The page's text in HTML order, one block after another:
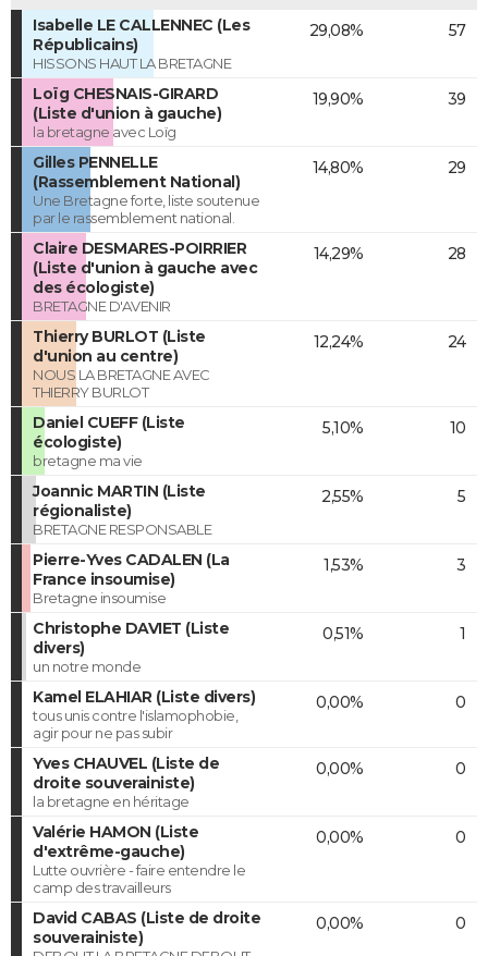
Isabelle LE CALLENNEC (Les
Républicains)
HISSONS HAUT LA BRETAGNE
29,08% 57
Loïg CHESNAIS-GIRARD
(Liste d'union à gauche)
la bretagne avec Loïg
19,90% 39
Gilles PENNELLE
(Rassemblement National)
Une Bretagne forte, liste soutenue
par le rassemblement national.
14,80% 29
Claire DESMARES-POIRRIER
(Liste d'union à gauche avec
des écologiste)
BRETAGNE D'AVENIR
14,29% 28
Thierry BURLOT (Liste
d'union au centre)
NOUS LA BRETAGNE AVEC
THIERRY BURLOT
12,24% 24
Daniel CUEFF (Liste
écologiste)
bretagne ma vie
5,10% 10
Joannic MARTIN (Liste
régionaliste)
BRETAGNE RESPONSABLE
2,55% 5
Pierre-Yves CADALEN (La
France insoumise)
Bretagne insoumise
1,53% 3
Christophe DAVIET (Liste
divers)
un notre monde
0,51% 1
Kamel ELAHIAR (Liste divers)
tous unis contre l'islamophobie,
agir pour ne pas subir
0,00% 0
Yves CHAUVEL (Liste de
droite souverainiste)
la bretagne en héritage
0,00% 0
Valérie HAMON (Liste
d'extrême-gauche)
Lutte ouvrière - faire entendre le
camp des travailleurs
0,00% 0
David CABAS (Liste de droite
souverainiste)
0,00% 0